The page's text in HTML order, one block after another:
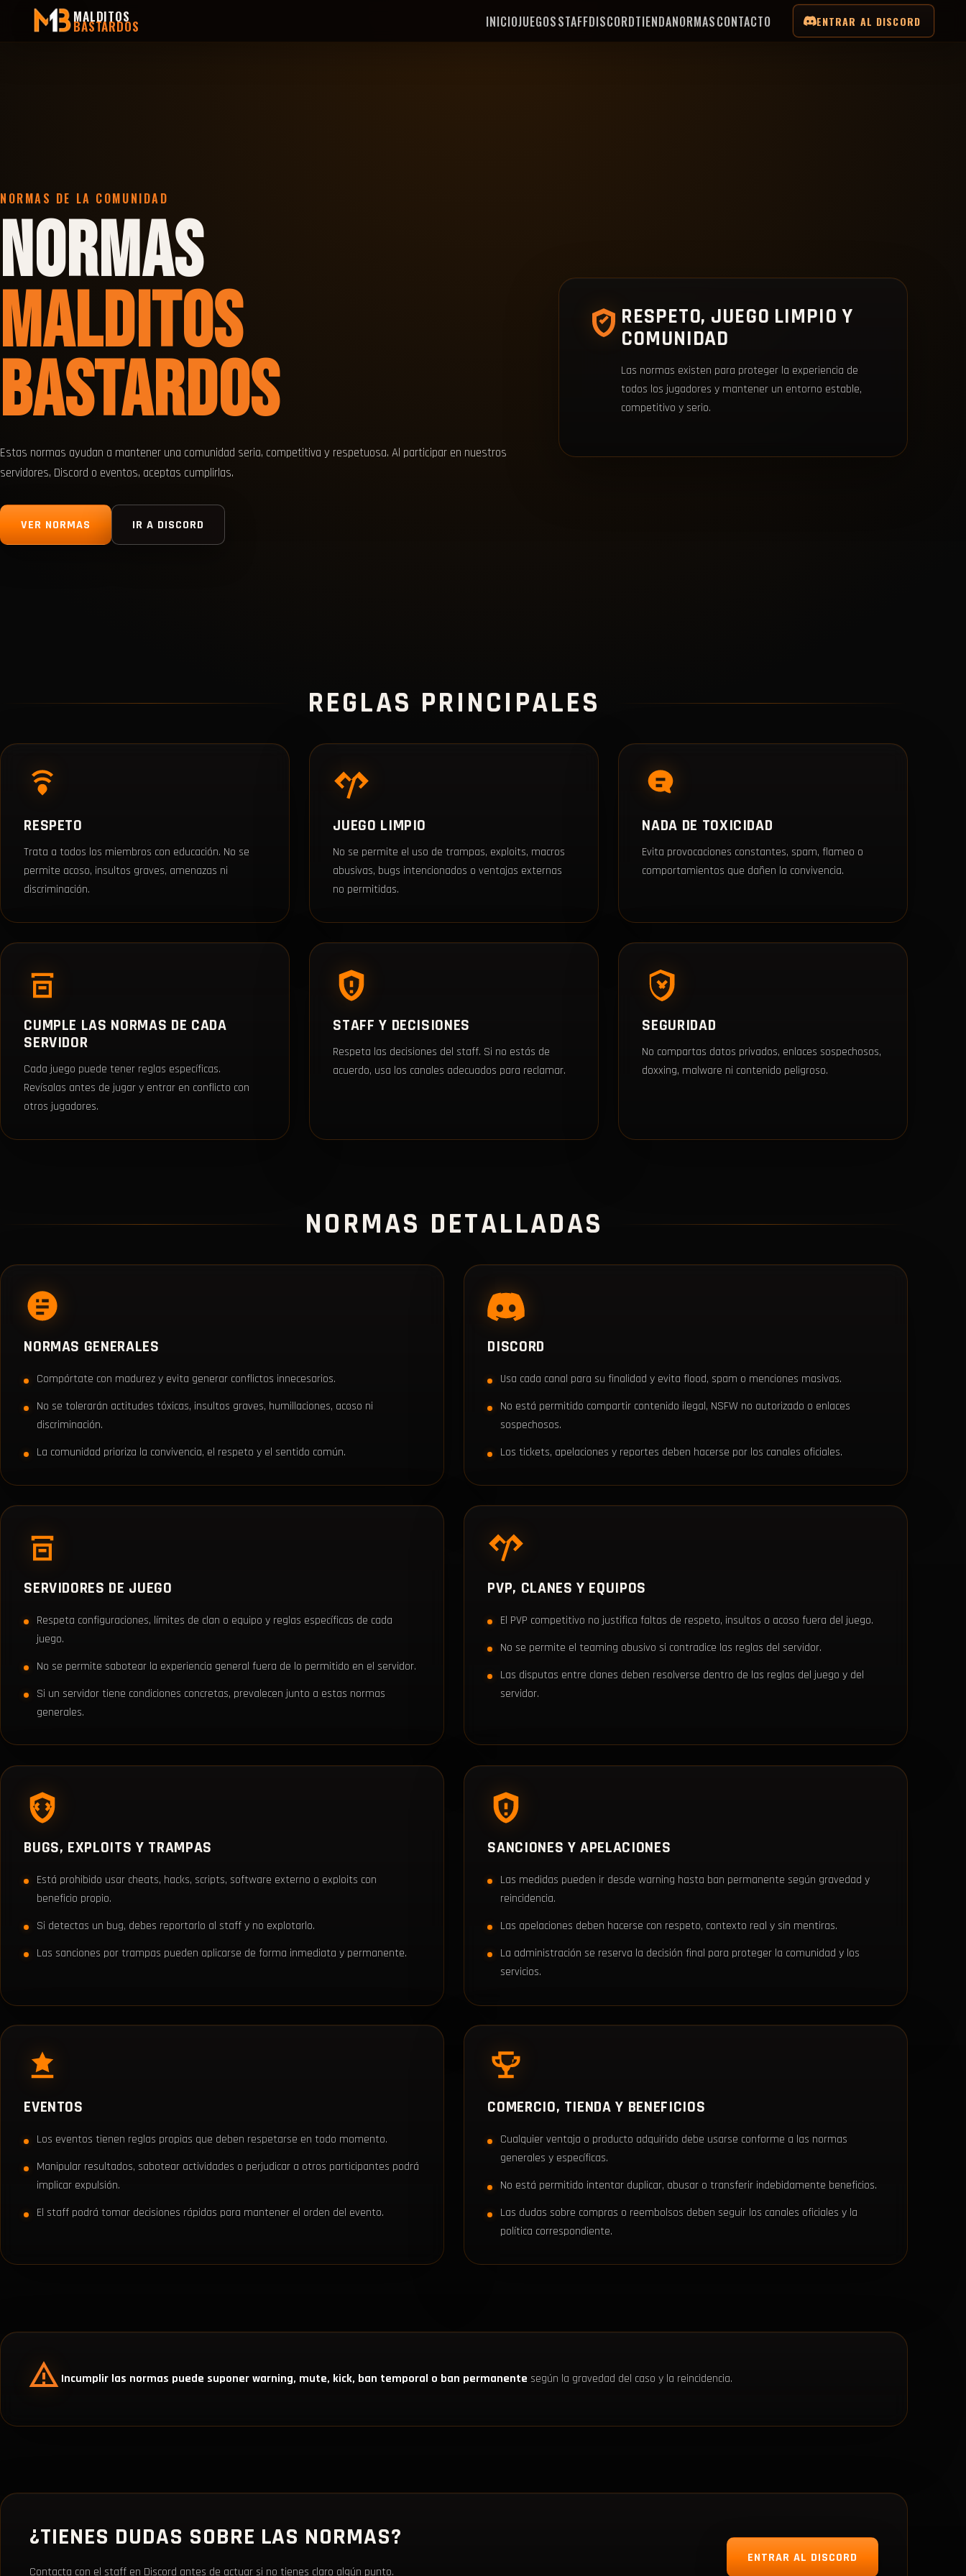
MALDITOS
BASTARDOS INICIOJUEGOSSTAFFDISCORDTIENDANORMASCONTACTO ENTRAR AL DISCORD
NORMAS DE LA COMUNIDAD
NORMAS
MALDITOS
BASTARDOS
Estas normas ayudan a mantener una comunidad seria, competitiva y respetuosa. Al participar en nuestros
servidores, Discord o eventos, aceptas cumplirlas.
VER NORMAS IR A DISCORD
RESPETO, JUEGO LIMPIO Y
COMUNIDAD
Las normas existen para proteger la experiencia de
todos los jugadores y mantener un entorno estable,
competitivo y serio.
REGLAS PRINCIPALES
RESPETO
Trata a todos los miembros con educación. No se
permite acoso, insultos graves, amenazas ni
discriminación.
JUEGO LIMPIO
No se permite el uso de trampas, exploits, macros
abusivas, bugs intencionados o ventajas externas
no permitidas.
NADA DE TOXICIDAD
Evita provocaciones constantes, spam, flameo o
comportamientos que dañen la convivencia.
CUMPLE LAS NORMAS DE CADA
SERVIDOR
Cada juego puede tener reglas específicas.
Revísalas antes de jugar y entrar en conflicto con
otros jugadores.
STAFF Y DECISIONES
Respeta las decisiones del staff. Si no estás de
acuerdo, usa los canales adecuados para reclamar.
SEGURIDAD
No compartas datos privados, enlaces sospechosos,
doxxing, malware ni contenido peligroso.
NORMAS DETALLADAS
NORMAS GENERALES
Compórtate con madurez y evita generar conflictos innecesarios.
No se tolerarán actitudes tóxicas, insultos graves, humillaciones, acoso ni
discriminación.
La comunidad prioriza la convivencia, el respeto y el sentido común.
DISCORD
Usa cada canal para su finalidad y evita flood, spam o menciones masivas.
No está permitido compartir contenido ilegal, NSFW no autorizado o enlaces
sospechosos.
Los tickets, apelaciones y reportes deben hacerse por los canales oficiales.
SERVIDORES DE JUEGO
Respeta configuraciones, límites de clan o equipo y reglas específicas de cada
juego.
No se permite sabotear la experiencia general fuera de lo permitido en el servidor.
Si un servidor tiene condiciones concretas, prevalecen junto a estas normas
generales.
PVP, CLANES Y EQUIPOS
El PVP competitivo no justifica faltas de respeto, insultos o acoso fuera del juego.
No se permite el teaming abusivo si contradice las reglas del servidor.
Las disputas entre clanes deben resolverse dentro de las reglas del juego y del
servidor.
BUGS, EXPLOITS Y TRAMPAS
Está prohibido usar cheats, hacks, scripts, software externo o exploits con
beneficio propio.
Si detectas un bug, debes reportarlo al staff y no explotarlo.
Las sanciones por trampas pueden aplicarse de forma inmediata y permanente.
SANCIONES Y APELACIONES
Las medidas pueden ir desde warning hasta ban permanente según gravedad y
reincidencia.
Las apelaciones deben hacerse con respeto, contexto real y sin mentiras.
La administración se reserva la decisión final para proteger la comunidad y los
servicios.
EVENTOS
Los eventos tienen reglas propias que deben respetarse en todo momento.
Manipular resultados, sabotear actividades o perjudicar a otros participantes podrá
implicar expulsión.
El staff podrá tomar decisiones rápidas para mantener el orden del evento.
COMERCIO, TIENDA Y BENEFICIOS
Cualquier ventaja o producto adquirido debe usarse conforme a las normas
generales y específicas.
No está permitido intentar duplicar, abusar o transferir indebidamente beneficios.
Las dudas sobre compras o reembolsos deben seguir los canales oficiales y la
política correspondiente.
Incumplir las normas puede suponer warning, mute, kick, ban temporal o ban permanente según la gravedad del caso y la reincidencia.
¿TIENES DUDAS SOBRE LAS NORMAS?
Contacta con el staff en Discord antes de actuar si no tienes claro algún punto.
ENTRAR AL DISCORD